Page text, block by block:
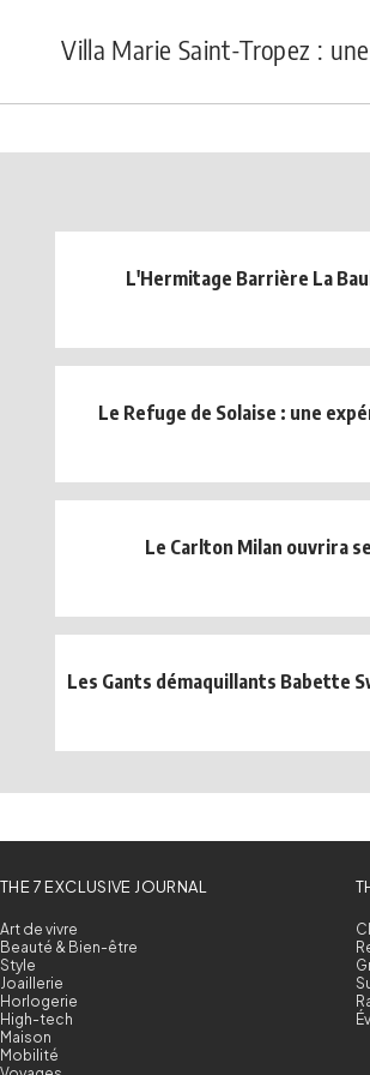
Villa Marie Saint-Tropez :
L'Hermitage Barrière La
Le Refuge de Solaise : une
Le Carlton Milan ouvrira
Les Gants démaquillants Babette
THE 7 EXCLUSIVE JOURNAL
Art de vivre
Beauté & Bien-être
Style
Joaillerie
Horlogerie
High-tech
Maison
Mobilité